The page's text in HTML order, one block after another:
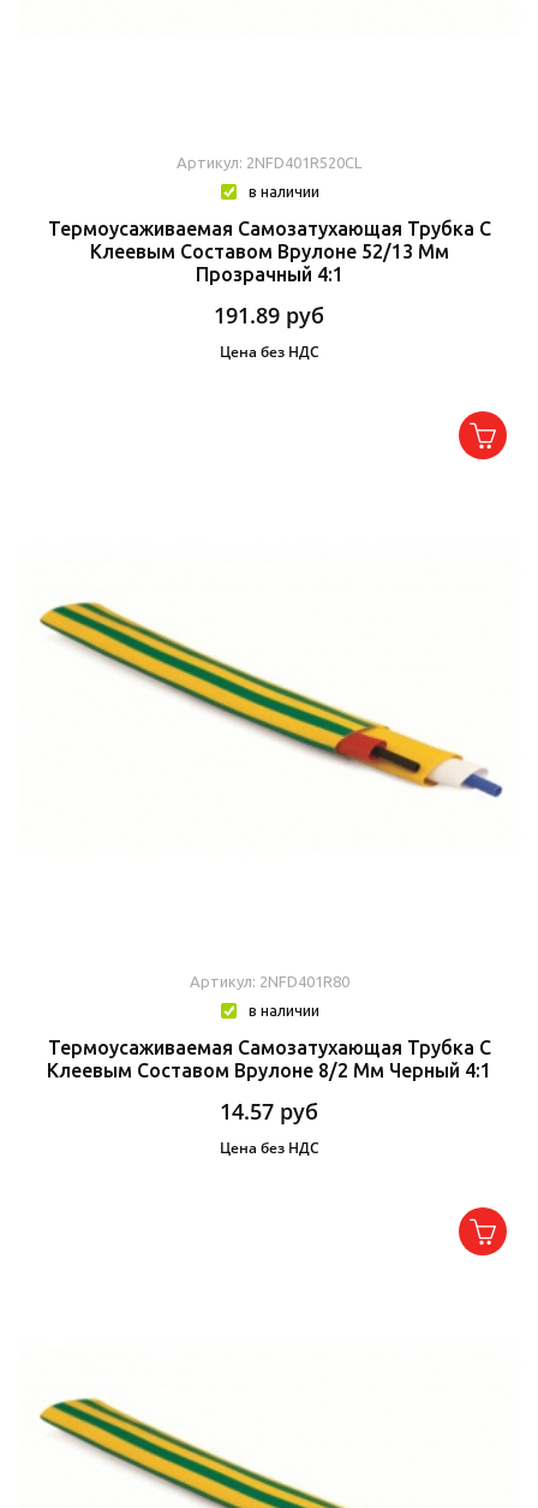
Артикул: 2NFD401R520CL
в наличии
Термоусаживаемая Самозатухающая Трубка C
Клеевым Составом Врулоне 52/13 Мм
Прозрачный 4:1
191.89 руб
Цена без НДС
Артикул: 2NFD401R80
в наличии
Термоусаживаемая Самозатухающая Трубка C
Клеевым Составом Врулоне 8/2 Мм Черный 4:1
14.57 руб
Цена без НДС